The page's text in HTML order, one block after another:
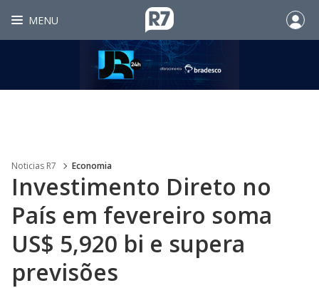
MENU
Noticias R7 Economia
Investimento Direto no
País em fevereiro soma
US$ 5,920 bi e supera
previsões